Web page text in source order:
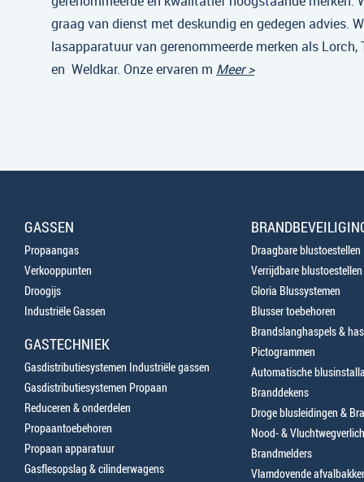
graag van dienst met deskundig en gedegen advies.
lasapparatuur van gerenommeerde merken als Lorch,
en Weldkar. Onze ervaren m Meer >
GASSEN
Propaangas
Verkooppunten
Droogijs
Industriële Gassen
GASTECHNIEK
Gasdistributiesystemen Industriële gassen
Gasdistributiesystemen Propaan
Reduceren & onderdelen
Propaantoebehoren
Propaan apparatuur
Gasflesopslag & cilinderwagens
Draagbare blustoestellen
Verrijdbare blustoestellen
Gloria Blussystemen
Blusser toebehoren
Brandslanghaspels &
Pictogrammen
Automatische
Branddekens
Droge blusleidingen &
Nood- &
Brandmelders
Vlamdovende